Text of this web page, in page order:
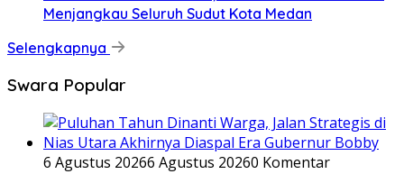
Menjangkau Seluruh Sudut Kota Medan
Selengkapnya
Swara Popular
6 Agustus 20266 Agustus 20260 Komentar